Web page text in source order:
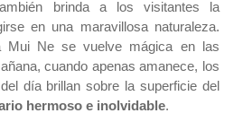
brinda a los visitantes la
en una maravillosa naturaleza.
Mui Ne se vuelve mágica en las
cuando apenas amanece, los
día brillan sobre la superficie del
hermoso e inolvidable.